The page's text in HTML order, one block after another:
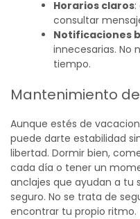
Horarios claros
consultar
Notificaciones
innecesarias. No
tiempo.
Mantenimiento
Aunque estés de
puede darte estabilidad
libertad. Dormir bien,
cada día o tener un
anclajes que ayudan a tu
seguro. No se trata de
encontrar tu propio ritmo.